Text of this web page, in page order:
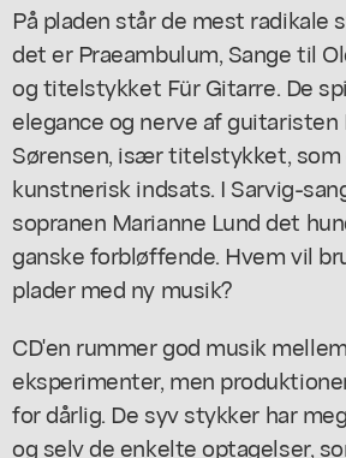
På pladen står de mest radikale
det er Praeambulum, Sange til
og titelstykket Für Gitarre. De
elegance og nerve af guitaristen
Sørensen, især titelstykket, som
kunstnerisk indsats. I Sarvig-
sopranen Marianne Lund det
ganske forbløffende. Hvem vil
plader med ny musik?
CD'en rummer god musik
eksperimenter, men
for dårlig. De syv stykker har
og selv de enkelte optagelser,